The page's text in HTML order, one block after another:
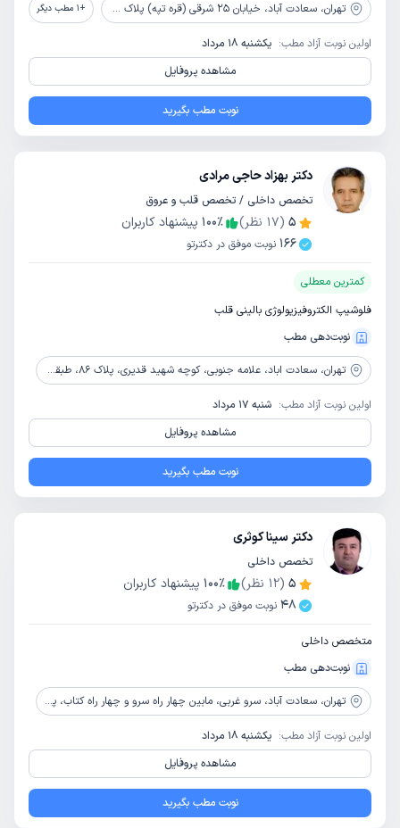
تهران، سعادت آباد، خیابان 25 شرقی (قره تپه) پلاک 6، واحد 16 +
1 مطب دیگر
اولین نوبت آزاد مطب: یکشنبه 18 مرداد
مشاهده پروفایل
نوبت مطب بگیرید
دکتر بهزاد حاجی مرادی
تخصص داخلی / تخصص قلب و عروق
5
(
17 نظر) 100٪
پیشنهاد کاربران
166 نوبت موفق در دکترتو
کمترین معطلی
فلوشیپ الکتروفیزیولوژی بالینی قلب
نوبت‌دهی مطب
تهران، سعادت اباد، علامه جنوبی، کوچه شهید قدیری، پلاک 86، طبقه 4
اولین نوبت آزاد مطب: شنبه 17 مرداد
مشاهده پروفایل
نوبت مطب بگیرید
دکتر سینا کوثری
تخصص داخلی
5
(
12 نظر) 100٪
پیشنهاد کاربران
48 نوبت موفق در دکترتو
متخصص داخلی
نوبت‌دهی مطب
تهران، سعادت آباد، سرو غربی، مابین چهار راه سرو و چهار راه کتاب، پلاک 111، مجتمع پزشکی اساتید سرو، طبقه اول، بالای داروخانه دکتر تبسم عنایت الهی
اولین نوبت آزاد مطب: یکشنبه 18 مرداد
مشاهده پروفایل
نوبت مطب بگیرید